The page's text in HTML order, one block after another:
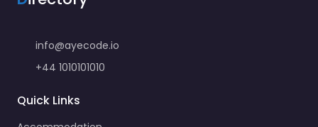
info@ayecode.io
+44 1010101010
Quick Links